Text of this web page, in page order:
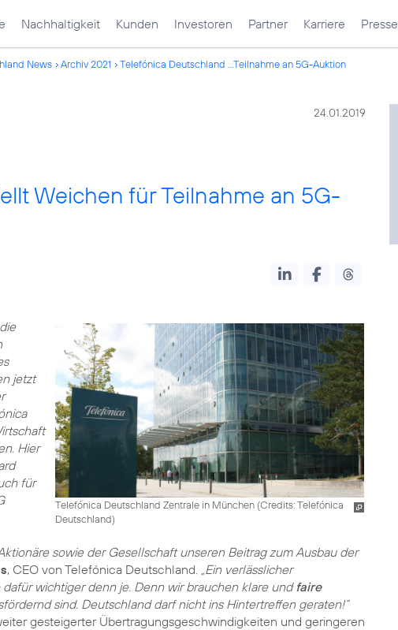
Nachhaltigkeit Kunden Investoren Partner Karriere Presse
News Archiv 2021 Telefónica Deutschland ...Teilnahme an 5G-Auktion
24.01.2019
Weichen für Teilnahme an 5G-
Telefónica Deutschland Zentrale in München (Credits: Telefónica
Deutschland)
jetzt
Hier
für
sowie der Gesellschaft unseren Beitrag zum Ausbau der
, CEO von Telefónica Deutschland. „Ein verlässlicher
wichtiger denn je. Denn wir brauchen klare undfaire
sind. Deutschland darf nicht ins Hintertreffen geraten!“
gesteigerter Übertragungsgeschwindigkeiten und geringeren